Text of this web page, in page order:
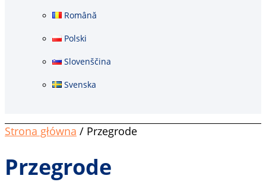
Română
Polski
Slovenščina
Svenska
Strona główna / Przegrode
Przegrode